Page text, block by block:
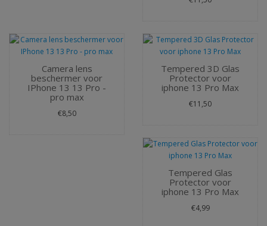
Camera lens
beschermer voor
IPhone 13 13 Pro -
pro max
€8,50
Tempered 3D Glas
Protector voor
iphone 13 Pro Max
€11,50
Tempered Glas
Protector voor
iphone 13 Pro Max
€4,99